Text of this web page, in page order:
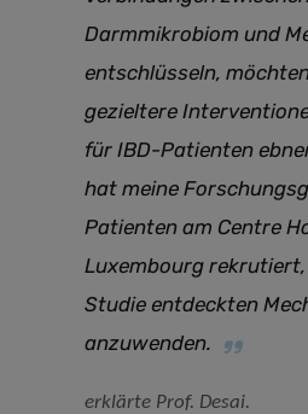
Darmmikrobiom und
entschlüsseln,
gezieltere
für IBD-Patienten
hat meine
Patienten am Centre
Luxembourg rekrutiert,
Studie entdeckten
anzuwenden.
erklärte Prof. Desai.